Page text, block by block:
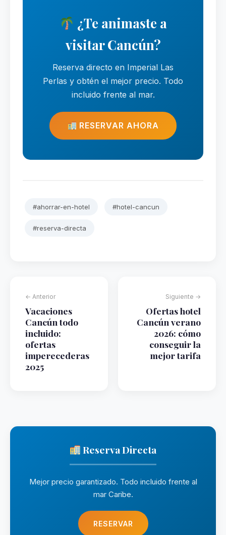
¿Te animaste a
visitar Cancún?
Reserva directo en Imperial Las
Perlas y obtén el mejor precio. Todo
incluido frente al mar.
RESERVAR AHORA
#ahorrar-en-hotel #hotel-cancun
#reserva-directa
← Anterior
Vacaciones
Cancún todo
incluido:
ofertas
imperecederas
2025
Siguiente →
Ofertas hotel
Cancún verano
2026: cómo
conseguir la
mejor tarifa
Reserva Directa
Mejor precio garantizado. Todo incluido frente al
mar Caribe.
RESERVAR